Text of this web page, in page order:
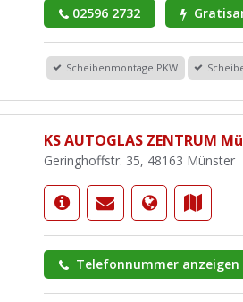
02596 2732
Scheibenmontage PKW
KS AUTOGLAS ZENTRUM
Geringhoffstr. 35, 48163 Münster
Telefonnummer anzeigen